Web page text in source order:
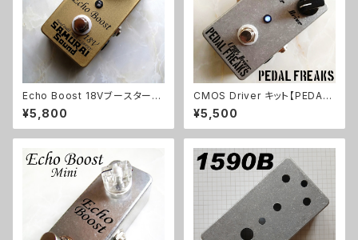
Echo Boost 18Vブースターキ
ット【BASIC KIT】
¥5,800
CMOS Driver キット【PEDAL
FREAKS】
¥5,500